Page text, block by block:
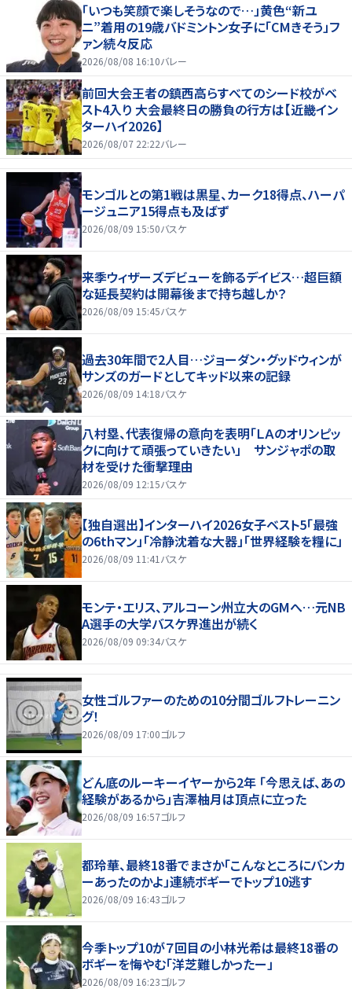
「いつも笑顔で楽しそうなので…」黄色“新ユ
ニ”着用の19歳バドミントン女子に「CMきそう」フ
ァン続々反応
2026/08/08 16:10バレー
前回大会王者の鎮西高らすべてのシード校がベ
スト4入り 大会最終日の勝負の行方は【近畿イン
ターハイ2026】
2026/08/07 22:22バレー
モンゴルとの第1戦は黒星、カーク18得点、ハーパ
ージュニア15得点も及ばず
2026/08/09 15:50バスケ
来季ウィザーズデビューを飾るデイビス…超巨額
な延長契約は開幕後まで持ち越しか？
2026/08/09 15:45バスケ
過去30年間で2人目…ジョーダン・グッドウィンが
サンズのガードとしてキッド以来の記録
2026/08/09 14:18バスケ
八村塁、代表復帰の意向を表明「ＬＡのオリンピッ
クに向けて頑張っていきたい」 サンジャポの取
材を受けた衝撃理由
2026/08/09 12:15バスケ
【独自選出】インターハイ2026女子ベスト5「最強
の6thマン」「冷静沈着な大器」「世界経験を糧に」
2026/08/09 11:41 バスケ
モンテ・エリス、アルコーン州立大のGMへ…元NB
A選手の大学バスケ界進出が続く
2026/08/09 09:34バスケ
女性ゴルファーのための10分間ゴルフトレーニン
グ！
2026/08/09 17:00ゴルフ
どん底のルーキーイヤーから2年 「今思えば、あの
経験があるから」吉澤柚月は頂点に立った
2026/08/09 16:57ゴルフ
都玲華、最終18番でまさか「こんなところにバンカ
ーあったのかよ」連続ボギーでトップ10逃す
2026/08/09 16:43ゴルフ
今季トップ10が７回目の小林光希は最終18番の
ボギーを悔やむ「洋芝難しかったー」
2026/08/09 16:23ゴルフ